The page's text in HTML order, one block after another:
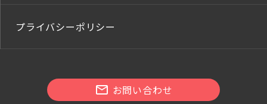
プライバシーポリシー
お問い合わせ